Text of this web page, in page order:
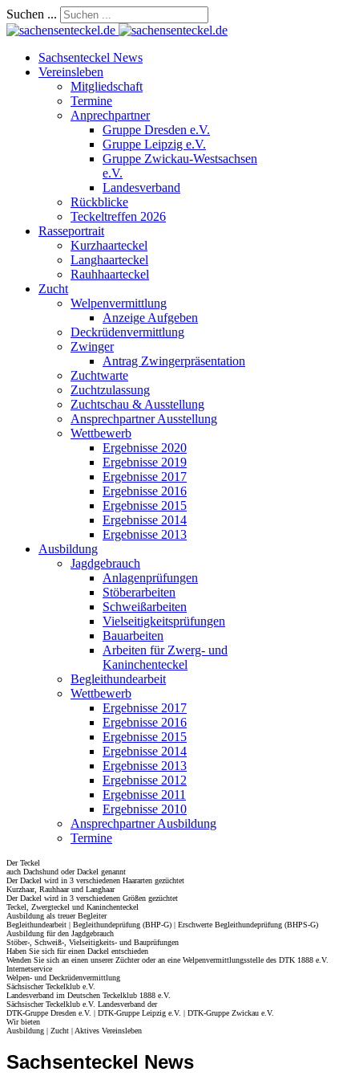
Suchen ...
Sachsenteckel News
Vereinsleben
Mitgliedschaft
Termine
Anprechpartner
Gruppe Dresden e.V.
Gruppe Leipzig e.V.
Gruppe Zwickau-Westsachsen
e.V.
Landesverband
Rückblicke
Teckeltreffen 2026
Rasseportrait
Kurzhaarteckel
Langhaarteckel
Rauhhaarteckel
Zucht
Welpenvermittlung
Anzeige Aufgeben
Deckrüdenvermittlung
Zwinger
Antrag Zwingerpräsentation
Zuchtwarte
Zuchtzulassung
Zuchtschau & Ausstellung
Ansprechpartner Ausstellung
Wettbewerb
Ergebnisse 2020
Ergebnisse 2019
Ergebnisse 2017
Ergebnisse 2016
Ergebnisse 2015
Ergebnisse 2014
Ergebnisse 2013
Ausbildung
Jagdgebrauch
Anlagenprüfungen
Stöberarbeiten
Schweißarbeiten
Vielseitigkeitsprüfungen
Bauarbeiten
Arbeiten für Zwerg- und
Kaninchenteckel
Begleithundearbeit
Wettbewerb
Ergebnisse 2017
Ergebnisse 2016
Ergebnisse 2015
Ergebnisse 2014
Ergebnisse 2013
Ergebnisse 2012
Ergebnisse 2011
Ergebnisse 2010
Ansprechpartner Ausbildung
Termine
Der Teckel
auch Dachshund oder Dackel genannt
Der Dackel wird in 3 verschiedenen Haararten gezüchtet
Kurzhaar, Rauhhaar und Langhaar
Der Dackel wird in 3 verschiedenen Größen gezüchtet
Teckel, Zwergteckel und Kaninchenteckel
Ausbildung als treuer Begleiter
Begleithundearbeit | Begleithundeprüfung (BHP-G) | Erschwerte Begleithundeprüfung (BHPS-G)
Ausbildung für den Jagdgebrauch
Stöber-, Schweiß-, Vielseitigkeits- und Bauprüfungen
Haben Sie sich für einen Dackel entschieden
Wenden Sie sich an einen unserer Züchter oder an eine Welpenvermittlungsstelle des DTK 1888 e.V.
Internetservice
Welpen- und Deckrüdenvermittlung
Sächsischer Teckelklub e.V.
Landesverband im Deutschen Teckelklub 1888 e.V.
Sächsischer Teckelklub e.V. Landesverband der
DTK-Gruppe Dresden e.V. | DTK-Gruppe Leipzig e.V. | DTK-Gruppe Zwickau e.V.
Wir bieten
Ausbildung | Zucht | Aktives Vereinsleben
Sachsenteckel News